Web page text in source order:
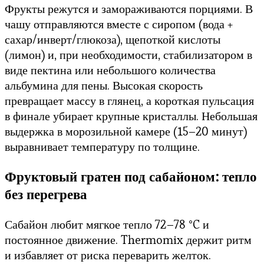
Фрукты режутся и замораживаются порциями. В
чашу отправляются вместе с сиропом (вода +
сахар/инверт/глюкоза), щепоткой кислоты
(лимон) и, при необходимости, стабилизатором в
виде пектина или небольшого количества
альбумина для пены. Высокая скорость
превращает массу в глянец, а короткая пульсация
в финале убирает крупные кристаллы. Небольшая
выдержка в морозильной камере (15–20 минут)
выравнивает температуру по толщине.
Фруктовый гратен под сабайоном: тепло
без перегрева
Сабайон любит мягкое тепло 72–78 °C и
постоянное движение. Thermomix держит ритм
и избавляет от риска переварить желток.